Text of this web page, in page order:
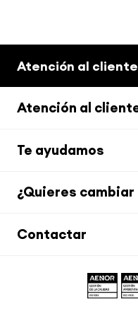
Atención al cliente
Atención al
Te ayudamos
¿Quieres
Contactar